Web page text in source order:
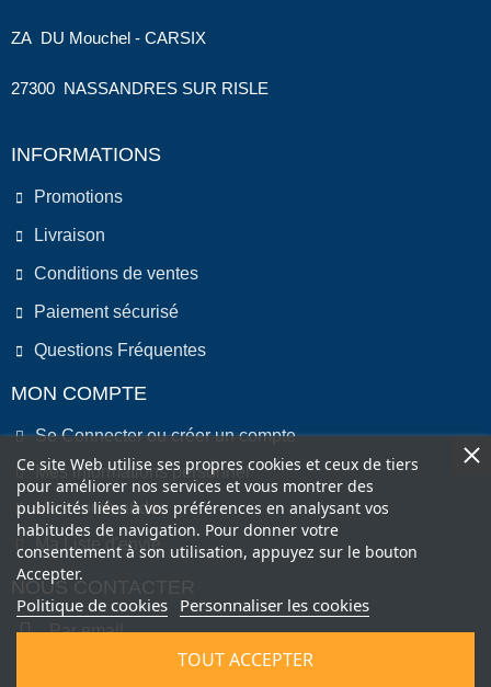
ZA DU Mouchel - CARSIX
27300 NASSANDRES SUR RISLE
INFORMATIONS
Promotions
Livraison
Conditions de ventes
Paiement sécurisé
Questions Fréquentes
MON COMPTE
Se Connecter ou créer un compte
Mes informations personnel
Mes commandes
Ma Liste d'envie
NOUS CONTACTER
Par email
Ce site Web utilise ses propres cookies et ceux de tiers
pour améliorer nos services et vous montrer des
publicités liées à vos préférences en analysant vos
habitudes de navigation. Pour donner votre
consentement à son utilisation, appuyez sur le bouton
Accepter.
Politique de cookies Personnaliser les cookies
TOUT ACCEPTER